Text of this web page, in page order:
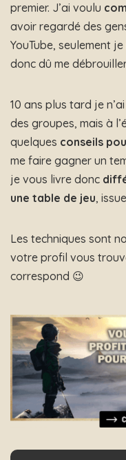
premier. J’ai voulu
avoir regardé des
YouTube, seulement
donc dû me
10 ans plus tard je
des groupes, mais à
quelques conseils
me faire gagner un
je vous livre donc
une table de jeu,
Les techniques sont
votre profil vous
correspond 😉